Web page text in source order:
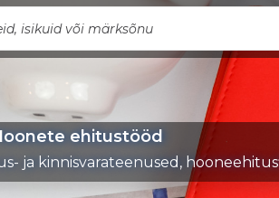
ehitustööd
ja kinnisvarateenused,